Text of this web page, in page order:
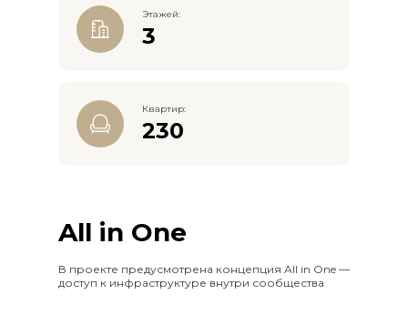
Этажей:
3
Квартир:
230
All in One
В проекте предусмотрена концепция All in One —
доступ к инфраструктуре внутри сообщества